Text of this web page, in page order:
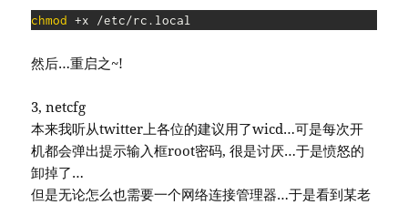
chmod +x /etc/rc.local
然后…重启之~!
3, netcfg
本来我听从twitter上各位的建议用了wicd…可是每次开
机都会弹出提示输入框root密码, 很是讨厌…于是愤怒的
卸掉了…
但是无论怎么也需要一个网络连接管理器…于是看到某老